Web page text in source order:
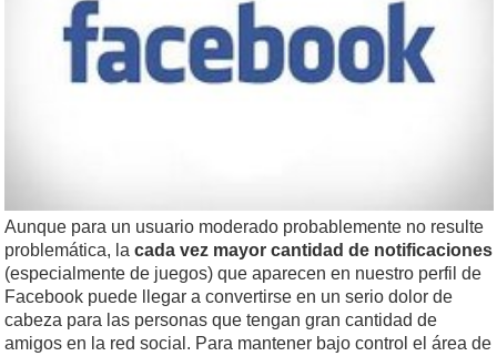
Aunque para un usuario moderado probablemente no resulte
problemática, la cada vez mayor cantidad de notificaciones
(especialmente de juegos) que aparecen en nuestro perfil de
Facebook puede llegar a convertirse en un serio dolor de
cabeza para las personas que tengan gran cantidad de
amigos en la red social. Para mantener bajo control el área de